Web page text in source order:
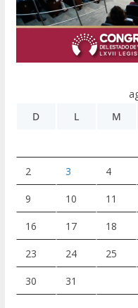
D
L M
2 3 4
9 10 11
16 17 18
23 24 25
30 31